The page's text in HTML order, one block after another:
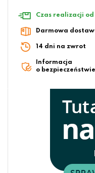
Czas realizacji od
Darmowa
14 dni na zwrot
Informacja
o bezpieczeństwie